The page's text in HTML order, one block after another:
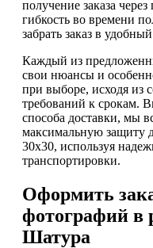
получение заказа
гибкость во времени
забрать заказ в
Каждый из
свои нюансы и
при выборе, исходя из
требований к срокам.
способа доставки, мы
максимальную защиту
30х30, используя
транспортировки.
Оформить
фотографий в
Шатура